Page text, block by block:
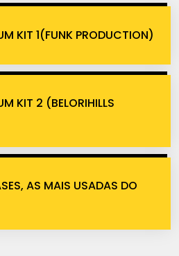
KIT 1(FUNK PRODUCTION)
KIT 2 (BELORIHILLS
AS MAIS USADAS DO